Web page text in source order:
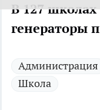
В 127
генераторы
Администрация
Школа